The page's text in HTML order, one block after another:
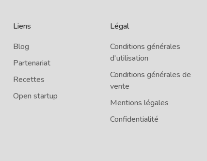
Liens
Blog
Partenariat
Recettes
Open startup
Légal
Conditions générales
d'utilisation
Conditions générales de
vente
Mentions légales
Confidentialité